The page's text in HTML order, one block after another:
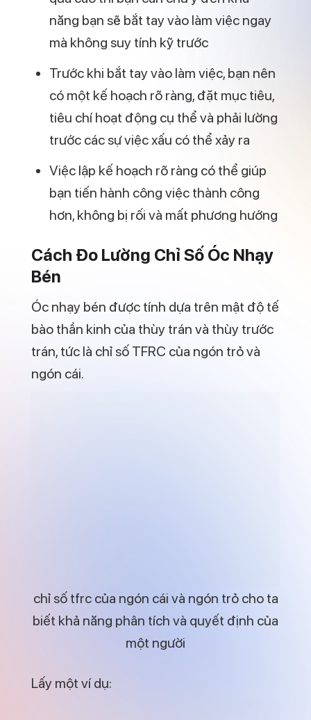
năng bạn sẽ bắt tay vào làm việc ngay
mà không suy tính kỹ trước
Trước khi bắt tay vào làm việc, bạn nên
có một kế hoạch rõ ràng, đặt mục tiêu,
tiêu chí hoạt động cụ thể và phải lường
trước các sự việc xấu có thể xảy ra
Việc lập kế hoạch rõ ràng có thể giúp
bạn tiến hành công việc thành công
hơn, không bị rối và mất phương hướng
Cách Đo Lường Chỉ Số Óc Nhạy
Bén
Óc nhạy bén được tính dựa trên mật độ tế
bào thần kinh của thùy trán và thùy trước
trán, tức là chỉ số TFRC của ngón trỏ và
ngón cái.
chỉ số tfrc của ngón cái và ngón trỏ cho ta
biết khả năng phân tích và quyết định của
một người
Lấy một ví dụ: